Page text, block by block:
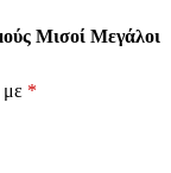
Μισοί Μεγάλοι
με *